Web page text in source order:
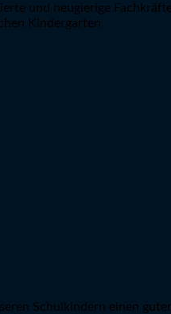
und neugierige
Kindergarten
Schulkindern einen